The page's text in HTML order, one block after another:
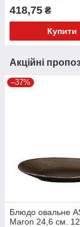
418,75 ₴
Купити
Акційні
–37%
Блюдо овальне
Maron 24,6 см.